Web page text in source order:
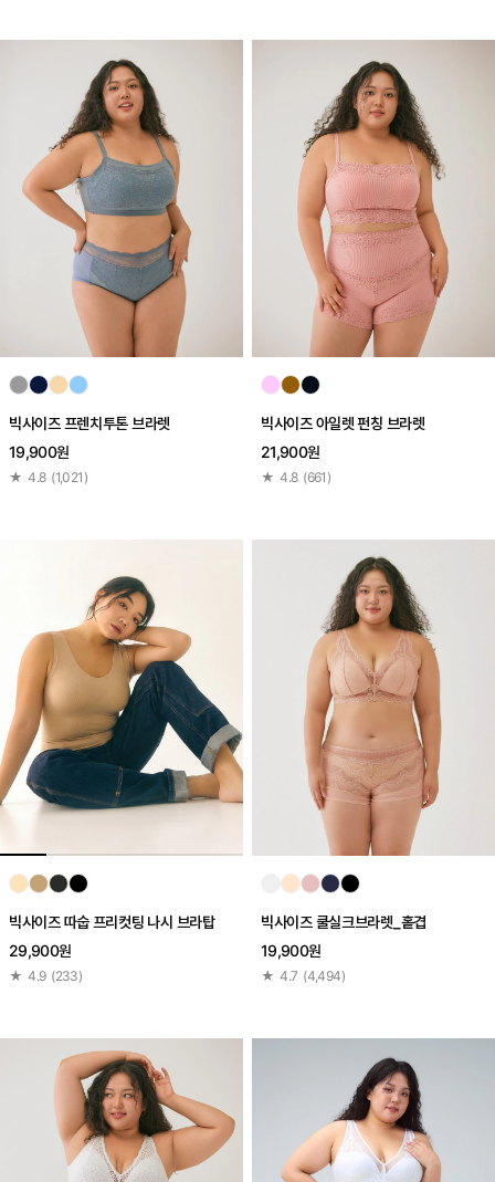
빅사이즈 프렌치투톤 브라렛
19,900원
★ 4.8 (1,021 )
빅사이즈 아일렛 펀칭 브라렛
21,900원
★ 4.8 (661 )
빅사이즈 따숩 프리컷팅 나시 브라탑
29,900원
★ 4.9 (233)
빅사이즈 쿨실크브라렛_홑겹
19,900원
★ 4.7 (4,494)